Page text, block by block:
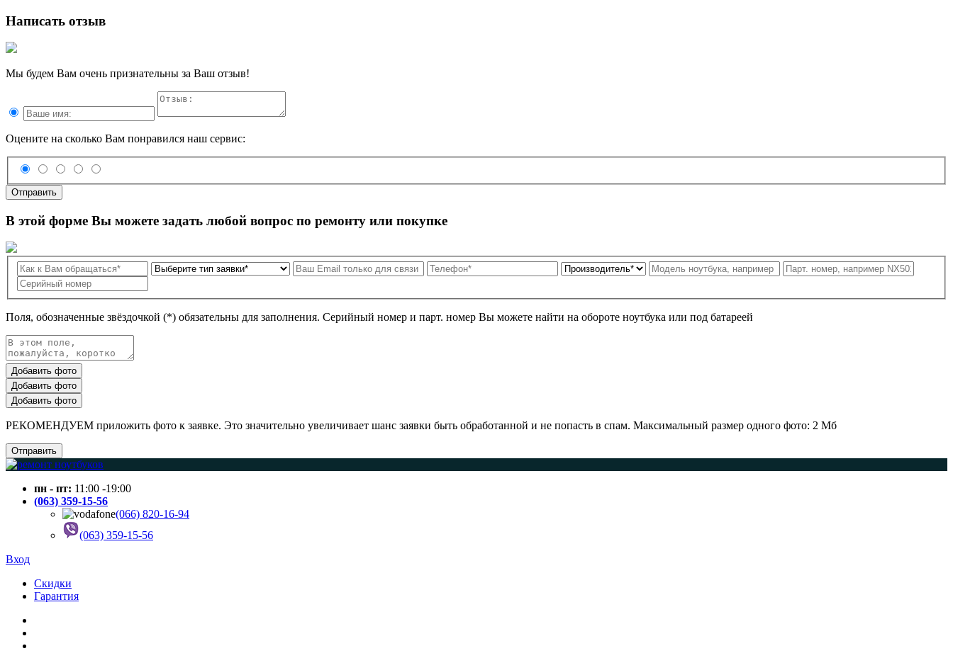
Написать отзыв
Мы будем Вам очень признательны за Ваш отзыв!
Оцените на сколько Вам понравился наш сервис:
Отправить
В этой форме Вы можете задать любой вопрос по ремонту или покупке
Поля, обозначенные звёздочкой (*) обязательны для заполнения. Серийный номер и парт. номер Вы можете найти на обороте ноутбука или под батареей
Добавить фото
Добавить фото
Добавить фото
РЕКОМЕНДУЕМ приложить фото к заявке. Это значительно увеличивает шанс заявки быть обработанной и не попасть в спам. Максимальный размер одного фото: 2 Мб
Отправить
пн - пт: 11:00 -19:00
(063) 359-15-56
(066) 820-16-94
(063) 359-15-56
Вход
Скидки
Гарантия